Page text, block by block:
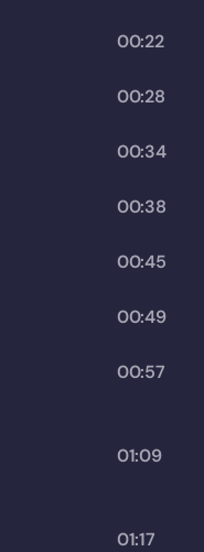
00:22
00:28
00:34
00:38
00:45
00:49
00:57
01:09
01:17